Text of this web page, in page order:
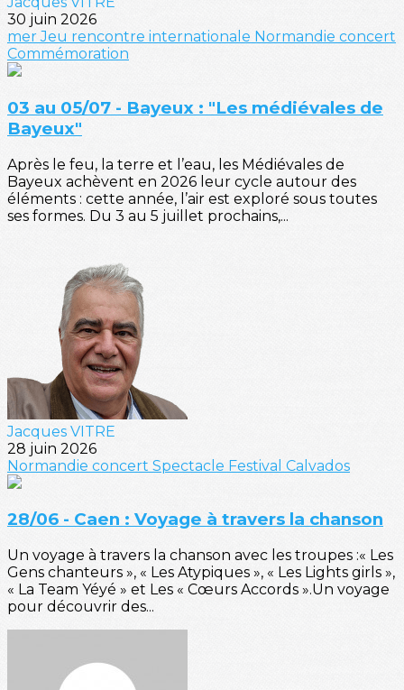
30 juin 2026
merJeu rencontre internationale Normandie concert
Commémoration
03 au 05/07 - Bayeux : "Les médiévales de
Bayeux"
Après le feu, la terre et l’eau, les Médiévales de
Bayeux achèvent en 2026 leur cycle autour des
éléments : cette année, l’air est exploré sous toutes
ses formes. Du 3 au 5 juillet prochains,...
Jacques VITRE
28 juin 2026
Normandie concert Spectacle Festival Calvados
28/06 - Caen : Voyage à travers la chanson
Un voyage à travers la chanson avec les troupes :« Les
Gens chanteurs », « Les Atypiques », « Les Lights girls »,
« La Team Yéyé » et Les « Cœurs Accords ».Un voyage
pour découvrir des...